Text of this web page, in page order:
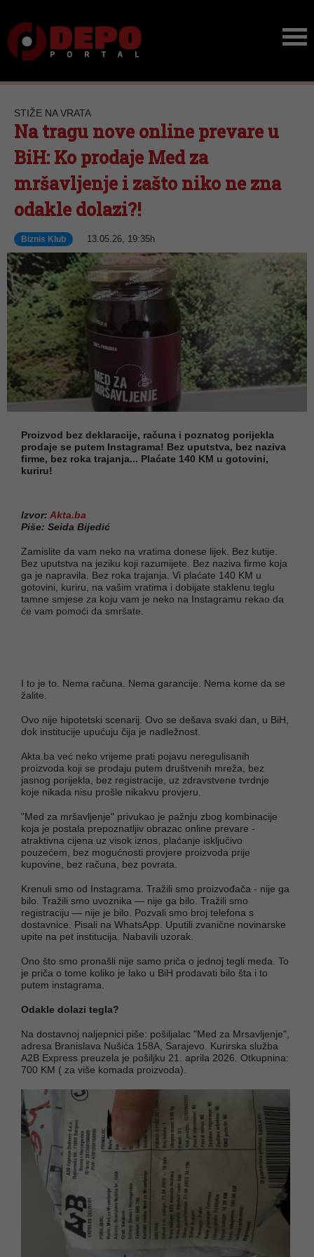
STIŽE NA VRATA
Na tragu nove online prevare u
BiH: Ko prodaje Med za
mršavljenje i zašto niko ne zna
odakle dolazi?!
Biznis Klub 13.05.26, 19:35h
Proizvod bez deklaracije, računa i poznatog porijekla
prodaje se putem Instagrama! Bez uputstva, bez naziva
firme, bez roka trajanja... Plaćate 140 KM u gotovini,
kuriru!
Izvor: Akta.ba
Piše: Seida Bijedić
Zamislite da vam neko na vratima donese lijek. Bez kutije.
Bez uputstva na jeziku koji razumijete. Bez naziva firme koja
ga je napravila. Bez roka trajanja. Vi plaćate 140 KM u
gotovini, kuriru, na vašim vratima i dobijate staklenu teglu
tamne smjese za koju vam je neko na Instagramu rekao da
će vam pomoći da smršate.
I to je to. Nema računa. Nema garancije. Nema kome da se
žalite.
Ovo nije hipotetski scenarij. Ovo se dešava svaki dan, u BiH,
dok institucije upućuju čija je nadležnost.
Akta.ba već neko vrijeme prati pojavu neregulisanih
proizvoda koji se prodaju putem društvenih mreža, bez
jasnog porijekla, bez registracije, uz zdravstvene tvrdnje
koje nikada nisu prošle nikakvu provjeru.
"Med za mršavljenje" privukao je pažnju zbog kombinacije
koja je postala prepoznatljiv obrazac online prevare -
atraktivna cijena uz visok iznos, plaćanje isključivo
pouzećem, bez mogućnosti provjere proizvoda prije
kupovine, bez računa, bez povrata.
Krenuli smo od Instagrama. Tražili smo proizvođača - nije ga
bilo. Tražili smo uvoznika — nije ga bilo. Tražili smo
registraciju — nije je bilo. Pozvali smo broj telefona s
dostavnice. Pisali na WhatsApp. Uputili zvanične novinarske
upite na pet institucija. Nabavili uzorak.
Ono što smo pronašli nije samo priča o jednoj tegli meda. To
je priča o tome koliko je lako u BiH prodavati bilo šta i to
putem instagrama.
Odakle dolazi tegla?
Na dostavnoj naljepnici piše: pošiljalac "Med za Mrsavljenje",
adresa Branislava Nušića 158A, Sarajevo. Kurirska služba
A2B Express preuzela je pošiljku 21. aprila 2026. Otkupnina:
700 KM ( za više komada proizvoda).